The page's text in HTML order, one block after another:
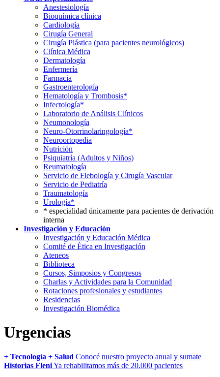
Anestesiología
Bioquímica clínica
Cardiología
Cirugía General
Cirugía Plástica (para pacientes neurológicos)
Clínica Médica
Dermatología
Enfermería
Farmacia
Gastroenterología
Hematología y Trombosis*
Infectología*
Laboratorio de Análisis Clínicos
Neumonología
Neuro-Otorrinolaringología*
Neuroortopedia
Nutrición
Psiquiatría (Adultos y Niños)
Reumatología
Servicio de Flebología y Cirugía Vascular
Servicio de Pediatría
Traumatología
Urología*
* especialidad únicamente para pacientes de derivación
interna
Investigación y Educación
Investigación y Educación Médica
Comité de Ética en Investigación
Ateneos
Biblioteca
Cursos, Simposios y Congresos
Charlas y Actividades para la Comunidad
Rotaciones profesionales y estudiantes
Residencias
Investigación Biomédica
Urgencias
+ Tecnología + Salud Conocé nuestro proyecto anual y sumate
Historias FleniYa rehabilitamos más de 20.000 pacientes